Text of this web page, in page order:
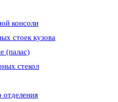
консоли
стоек кузова
(палас)
стекол